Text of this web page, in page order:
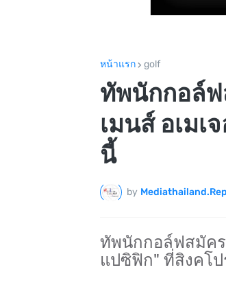
หน้าแรก golf
ทัพนักกอล์ฟ
เมนส์ อเม
นี้
by
ทัพนักกอล์ฟสมัคร
แปซิฟิก" ที่สิงคโ